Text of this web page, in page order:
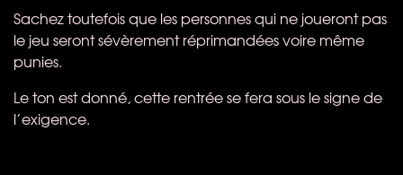
Sachez toutefois que les personnes qui ne joueront pas
le jeu seront sévèrement réprimandées voire même
punies.
Le ton est donné, cette rentrée se fera sous le signe de
l’exigence.